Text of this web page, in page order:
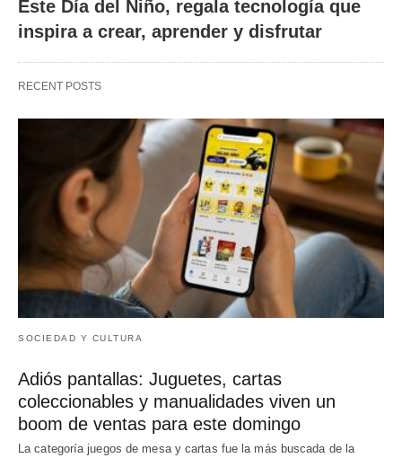
Este Día del Niño, regala tecnología que
inspira a crear, aprender y disfrutar
RECENT POSTS
SOCIEDAD Y CULTURA
Adiós pantallas: Juguetes, cartas
coleccionables y manualidades viven un
boom de ventas para este domingo
La categoría juegos de mesa y cartas fue la más buscada de la